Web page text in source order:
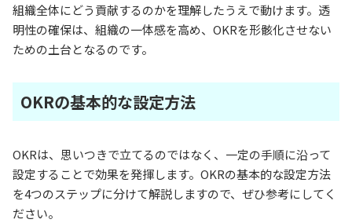
組織全体にどう貢献するのかを理解したうえで動けます。透
明性の確保は、組織の一体感を高め、OKRを形骸化させない
ための土台となるのです。
OKRの基本的な設定方法
OKRは、思いつきで立てるのではなく、一定の手順に沿って
設定することで効果を発揮します。OKRの基本的な設定方法
を4つのステップに分けて解説しますので、ぜひ参考にしてく
ださい。